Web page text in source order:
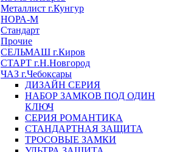
Металлист г.Кунгур
НОРА-М
Стандарт
Прочие
СЕЛЬМАШ г.Киров
СТАРТ г.Н.Новгород
ЧАЗ г.Чебоксары
ДИЗАЙН СЕРИЯ
НАБОР ЗАМКОВ ПОД ОДИН
КЛЮЧ
СЕРИЯ РОМАНТИКА
СТАНДАРТНАЯ ЗАЩИТА
ТРОСОВЫЕ ЗАМКИ